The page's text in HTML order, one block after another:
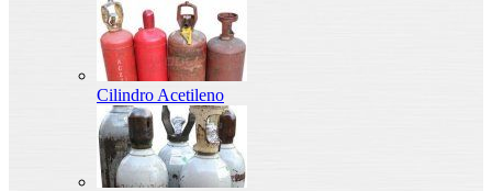
Cilindro Acetileno